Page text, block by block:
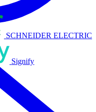
SCHNEIDER ELECTRIC
Signify